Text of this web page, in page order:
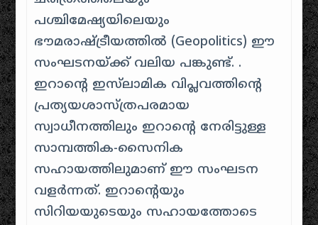
പശ്ചിമേഷ്യയിലെയും
ഭൗമരാഷ്ട്രീയത്തിൽ (Geopolitics) ഈ
സംഘടനയ്ക്ക് വലിയ പങ്കുണ്ട്. .
ഇറാന്റെ ഇസ്‌ലാമിക വിപ്ലവത്തിന്റെ
പ്രത്യയശാസ്ത്രപരമായ
സ്വാധീനത്തിലും ഇറാന്റെ നേരിട്ടുള്ള
സാമ്പത്തിക-സൈനിക
സഹായത്തിലുമാണ് ഈ സംഘടന
വളർന്നത്. ഇറാന്റെയും
സിറിയയുടെയും സഹായത്തോടെ